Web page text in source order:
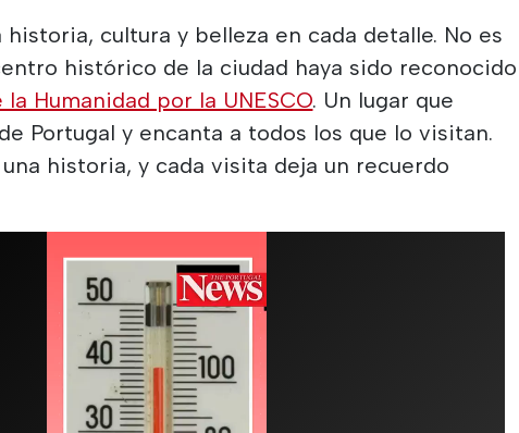
cultura y belleza en cada detalle. No es
histórico de la ciudad haya sido reconocido
Humanidad por la UNESCO. Un lugar que
Portugal y encanta a todos los que lo visitan.
historia, y cada visita deja un recuerdo